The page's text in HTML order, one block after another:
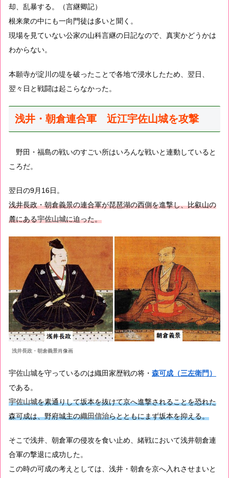
却、乱暴する。（言継卿記）
根来衆の中にも一向門徒は多いと聞く。
現場を見ていない公家の山科言継の日記なので、真実かどうかは
わからない。
本願寺が淀川の堤を破ったことで各地で浸水したため、翌日、
翌々日と戦闘は起こらなかった。
浅井・朝倉連合軍 近江宇佐山城を攻撃
野田・福島の戦いのすごい所はいろんな戦いと連動していると
ころだ。
翌日の9月16日。
浅井長政・朝倉義景の連合軍が琵琶湖の西側を進撃し、比叡山の
麓にある宇佐山城に迫った。
浅井長政・朝倉義景肖像画
宇佐山城を守っているのは織田家歴戦の将・ 森可成（三左衛門）
である。
宇佐山城を素通りして坂本を抜けて京へ進撃されることを恐れた
森可成は、野府城主の織田信治らとともにまず坂本を抑える。
そこで浅井、朝倉軍の侵攻を食い止め、緒戦において浅井朝倉連
合軍の撃退に成功した。
この時の可成の考えとしては、浅井・朝倉を京へ入れさせまいと